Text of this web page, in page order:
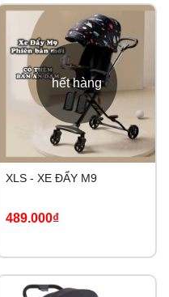
hết hàng
XLS - XE ĐẨY M9
489.000₫